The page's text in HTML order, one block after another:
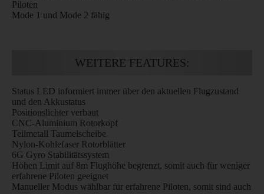
Piloten
Mode 1 und Mode 2 fähig
WEITERE FEATURES:
Status LED informiert immer über den aktuellen Flugzustand
und den Akkustatus
Positionslichter verbaut
CNC-Aluminium Rotorkopf
Teilmetall Taumelscheibe
Nylon-Kohlefaser Rotorblätter
6G Gyro Stabilitätssystem
Höhen Limit auf 8m Flughöhe begrenzt, somit auch für weniger
erfahrene Piloten geeignet
Manueller Modus wählbar für erfahrene Piloten, somit sind auch